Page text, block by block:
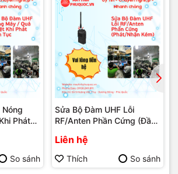
#KhacPhucAudioPC
Nóng
Phát
Tính
HảiSo sánh
Sửa Bộ Đàm UHF Lỗi
RF/Anten Phần Cứng (Đầu
– Dịch Vụ Sửa Chữa Phú
Quốc | Máy Tính Phú Quốc
| Vi Tính Hải Đăng
Liên hệ
Thích So sánh